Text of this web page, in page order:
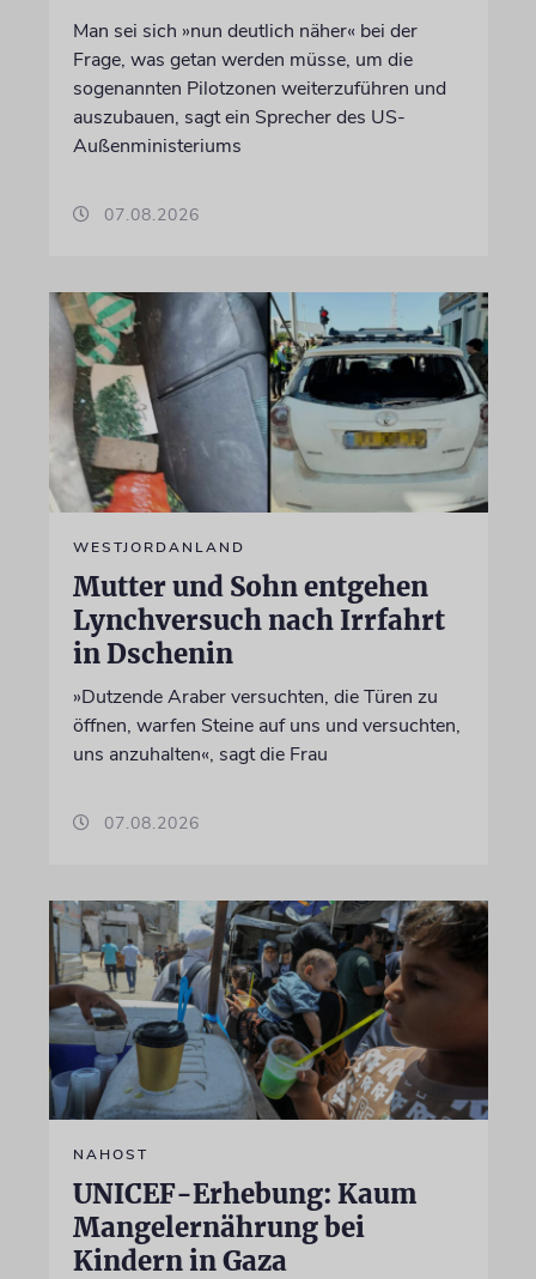
Man sei sich »nun deutlich näher« bei der
Frage, was getan werden müsse, um die
sogenannten Pilotzonen weiterzuführen und
auszubauen, sagt ein Sprecher des US-
Außenministeriums
07.08.2026
WESTJORDANLAND
Mutter und Sohn entgehen
Lynchversuch nach Irrfahrt
in Dschenin
»Dutzende Araber versuchten, die Türen zu
öffnen, warfen Steine auf uns und versuchten,
uns anzuhalten«, sagt die Frau
07.08.2026
NAHOST
UNICEF-Erhebung: Kaum
Mangelernährung bei
Kindern in Gaza